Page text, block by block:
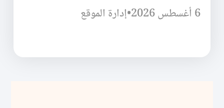
6 أغسطس 2026
•إدارة الموقع